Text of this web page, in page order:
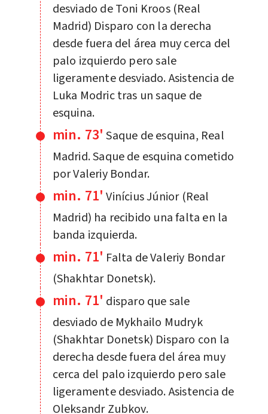
desviado de Toni Kroos (Real
Madrid) Disparo con la derecha
desde fuera del área muy cerca del
palo izquierdo pero sale
ligeramente desviado. Asistencia de
Luka Modric tras un saque de
esquina.
min. 73' Saque de esquina, Real
Madrid. Saque de esquina cometido
por Valeriy Bondar.
min. 71' Vinícius Júnior (Real
Madrid) ha recibido una falta en la
banda izquierda.
min. 71' Falta de Valeriy Bondar
(Shakhtar Donetsk).
min. 71' disparo que sale
desviado de Mykhailo Mudryk
(Shakhtar Donetsk) Disparo con la
derecha desde fuera del área muy
cerca del palo izquierdo pero sale
ligeramente desviado. Asistencia de
Oleksandr Zubkov.